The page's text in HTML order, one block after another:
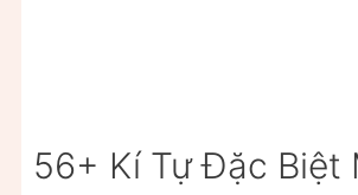
56+ Kí Tự Đặc Biệt